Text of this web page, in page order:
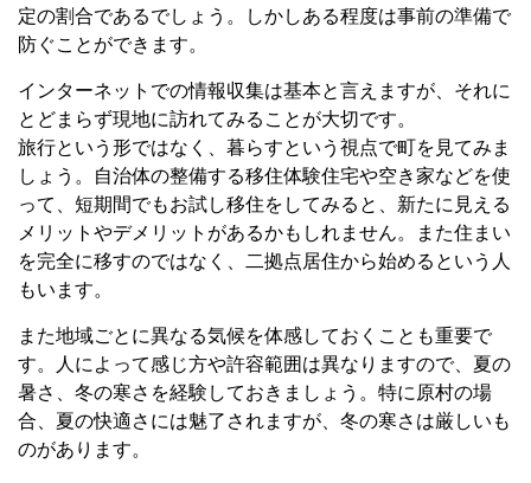
定の割合であるでしょう。しかしある程度は事前の準備で
防ぐことができます。
インターネットでの情報収集は基本と言えますが、それに
とどまらず現地に訪れてみることが大切です。
旅行という形ではなく、暮らすという視点で町を見てみま
しょう。自治体の整備する移住体験住宅や空き家などを使
って、短期間でもお試し移住をしてみると、新たに見える
メリットやデメリットがあるかもしれません。また住まい
を完全に移すのではなく、二拠点居住から始めるという人
もいます。
また地域ごとに異なる気候を体感しておくことも重要で
す。人によって感じ方や許容範囲は異なりますので、夏の
暑さ、冬の寒さを経験しておきましょう。特に原村の場
合、夏の快適さには魅了されますが、冬の寒さは厳しいも
のがあります。